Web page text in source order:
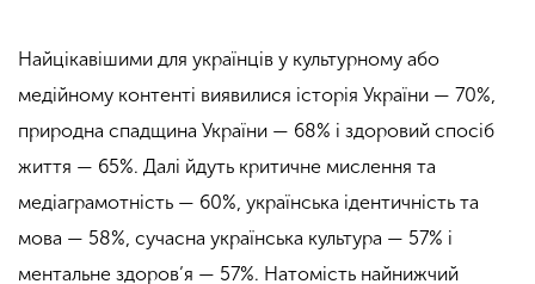
Найцікавішими для українців у культурному або
медійному контенті виявилися історія України — 70%,
природна спадщина України — 68% і здоровий спосіб
життя — 65%. Далі йдуть критичне мислення та
медіаграмотність — 60%, українська ідентичність та
мова — 58%, сучасна українська культура — 57% і
ментальне здоров’я — 57%. Натомість найнижчий